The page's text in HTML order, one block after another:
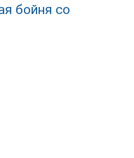
бойня со